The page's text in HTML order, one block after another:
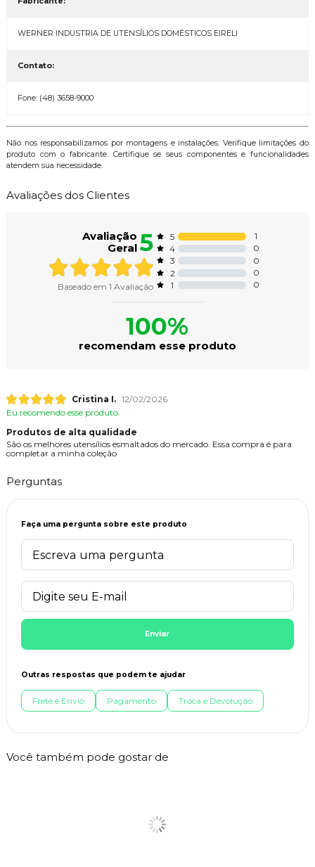
WERNER INDUSTRIA DE UTENSÍLIOS DOMÉSTICOS EIRELI
Contato:
Fone: (48) 3658-9000
Não nos responsabilizamos por montagens e instalações. Verifique limitações do
produto com o fabricante. Certifique se seus componentes e funcionalidades
atendem sua necessidade.
Avaliações dos Clientes
Avaliação
Geral5
Baseado em 1 Avaliação
5
1
4
0
3
0
2
0
1
0
100%
recomendam esse produto
Cristina I. 12/02/2026
Eu recomendo esse produto.
Produtos de alta qualidade
São os melhores utensílios esmaltados do mercado. Essa compra é para
completar a minha coleção
Perguntas
Faça uma pergunta sobre este produto
Enviar
Outras respostas que podem te ajudar
Frete e Envio Pagamento Troca e Devolução
Você também pode gostar de